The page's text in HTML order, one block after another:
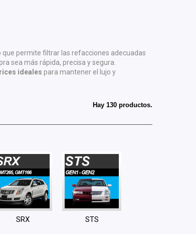
que permite filtrar las refacciones adecuadas
sea más rápida, precisa y segura.
ideales para mantener el lujo y
Hay 130 productos.
SRX STS